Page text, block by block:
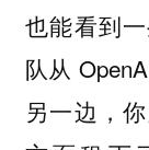
也能看到
队从
另一边，